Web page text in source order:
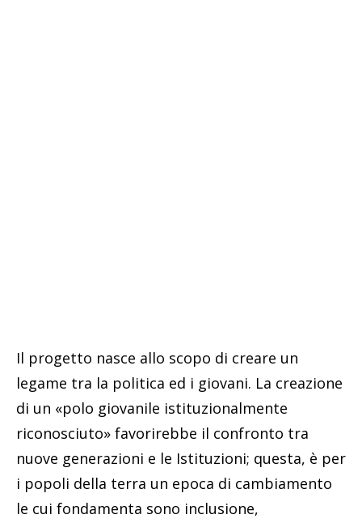
Il progetto nasce allo scopo di creare un
legame tra la politica ed i giovani. La creazione
di un «polo giovanile istituzionalmente
riconosciuto» favorirebbe il confronto tra
nuove generazioni e le Istituzioni; questa, è per
i popoli della terra un epoca di cambiamento
le cui fondamenta sono inclusione,